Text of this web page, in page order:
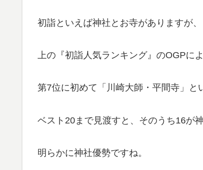
初詣といえば神社とお寺がありますが
上の『初詣人気ランキング』のOGPに
第7位に初めて「川崎大師・平間寺」と
ベスト20まで見渡すと、そのうち16が神
明らかに神社優勢ですね。